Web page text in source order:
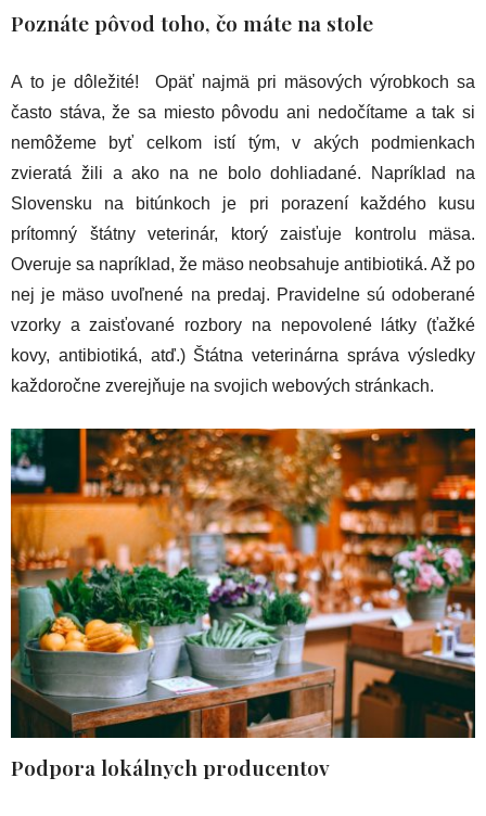
Poznáte pôvod toho, čo máte na stole
A to je dôležité! Opäť najmä pri mäsových výrobkoch sa
často stáva, že sa miesto pôvodu ani nedočítame a tak si
nemôžeme byť celkom istí tým, v akých podmienkach
zvieratá žili a ako na ne bolo dohliadané. Napríklad na
Slovensku na bitúnkoch je pri porazení každého kusu
prítomný štátny veterinár, ktorý zaisťuje kontrolu mäsa.
Overuje sa napríklad, že mäso neobsahuje antibiotiká. Až po
nej je mäso uvoľnené na predaj. Pravidelne sú odoberané
vzorky a zaisťované rozbory na nepovolené látky (ťažké
kovy, antibiotiká, atď.) Štátna veterinárna správa výsledky
každoročne zverejňuje na svojich webových stránkach.
Podpora lokálnych producentov